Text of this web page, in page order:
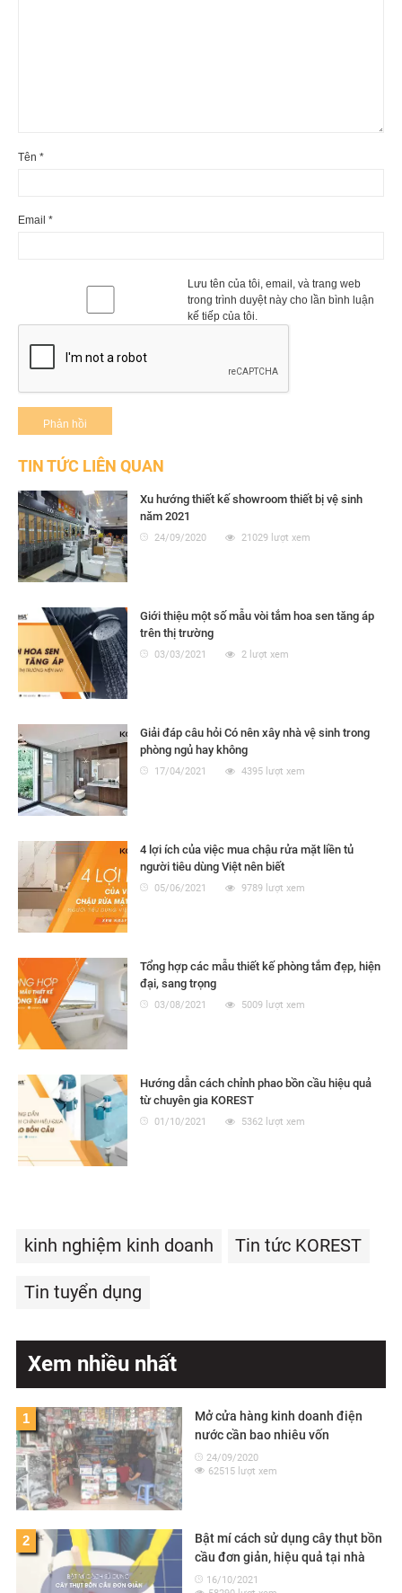
Tên *
Email *
Lưu tên của tôi, email, và trang web
trong trình duyệt này cho lần bình luận
kế tiếp của tôi.
TIN TỨC LIÊN QUAN
Xu hướng thiết kế showroom thiết bị vệ sinh
năm 2021
24/09/2020 21029 lượt xem
Giới thiệu một số mẫu vòi tắm hoa sen tăng áp
trên thị trường
03/03/2021 2 lượt xem
Giải đáp câu hỏi Có nên xây nhà vệ sinh trong
phòng ngủ hay không
17/04/2021 4395 lượt xem
4 lợi ích của việc mua chậu rửa mặt liền tủ
người tiêu dùng Việt nên biết
05/06/2021 9789 lượt xem
Tổng hợp các mẫu thiết kế phòng tắm đẹp, hiện
đại, sang trọng
03/08/2021 5009 lượt xem
Hướng dẫn cách chỉnh phao bồn cầu hiệu quả
từ chuyên gia KOREST
01/10/2021 5362 lượt xem
kinh nghiệm kinh doanh Tin tức KOREST
Tin tuyển dụng
Xem nhiều nhất
1
Mở cửa hàng kinh doanh điện
nước cần bao nhiêu vốn
24/09/2020
62515 lượt xem
2
Bật mí cách sử dụng cây thụt bồn
cầu đơn giản, hiệu quả tại nhà
16/10/2021